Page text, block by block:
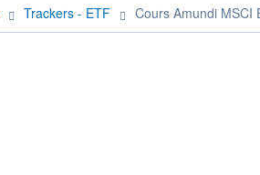
Trackers - ETF Cours Amundi MSCI